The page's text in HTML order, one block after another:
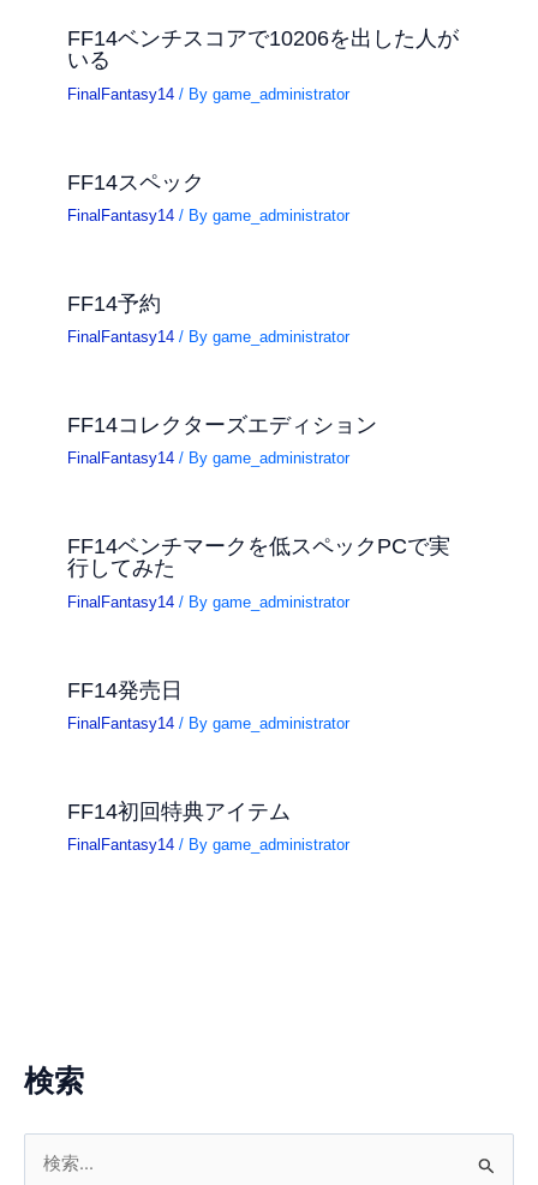
検索
FF14ベンチスコアで10206を出した人が
いる
FinalFantasy14 / Bygame_administrator
FF14スペック
FinalFantasy14 / Bygame_administrator
FF14予約
FinalFantasy14 / Bygame_administrator
FF14コレクターズエディション
FinalFantasy14 / Bygame_administrator
FF14ベンチマークを低スペックPCで実
行してみた
FinalFantasy14 / Bygame_administrator
FF14発売日
FinalFantasy14 / Bygame_administrator
FF14初回特典アイテム
FinalFantasy14 / Bygame_administrator